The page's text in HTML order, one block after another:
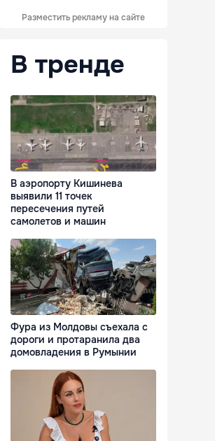
Разместить рекламу на сайте
В тренде
В аэропорту Кишинева
выявили 11 точек
пересечения путей
самолетов и машин
Фура из Молдовы съехала с
дороги и протаранила два
домовладения в Румынии